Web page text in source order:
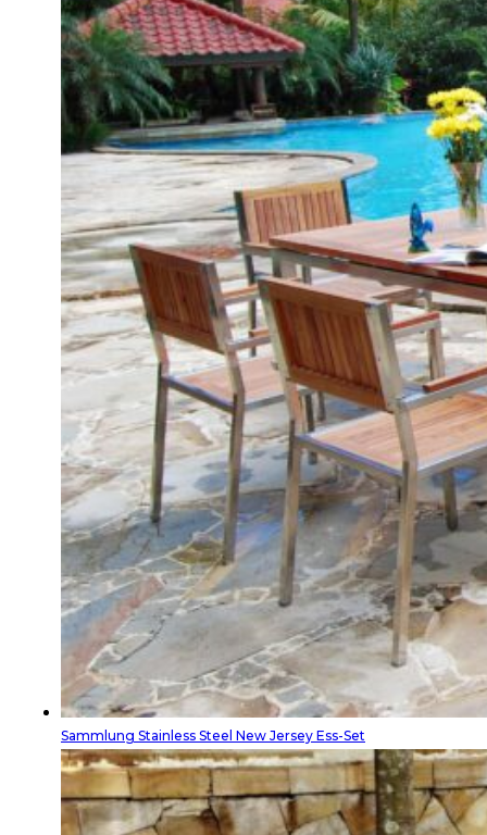
Sammlung Stainless Steel New Jersey Ess-Set